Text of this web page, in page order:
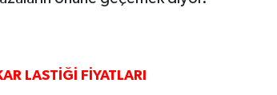
LASTİĞİ FİYATLARI